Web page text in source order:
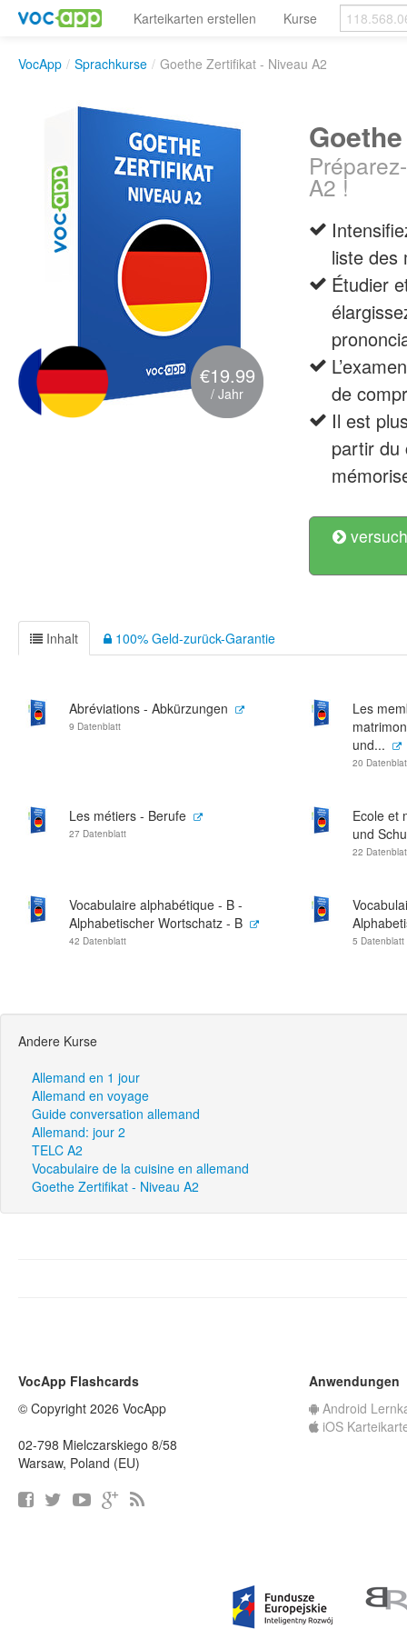
Karteikarten erstellen Kurse
VocApp / Sprachkurse / Goethe Zertifikat - Niveau A2
€19.99
/ Jahr
A2 !
liste des
Étudier
de
Il est
partir du
Inhalt 100% Geld-zurück-Garantie
Abréviations - Abkürzungen
9 Datenblatt
Les
und...
20
Les métiers - Berufe
27 Datenblatt
Ecole et
und
22
Vocabulaire alphabétique - B -
Alphabetischer Wortschatz - B
42 Datenblatt 5 Datenblatt
Andere Kurse
Allemand en 1 jour
Allemand en voyage
Guide conversation allemand
Allemand: jour 2
TELC A2
Vocabulaire de la cuisine en allemand
Goethe Zertifikat - Niveau A2
VocApp Flashcards
© Copyright 2026 VocApp
02-798 Mielczarskiego 8/58
Warsaw, Poland (EU)
Anwendungen
Android
iOS